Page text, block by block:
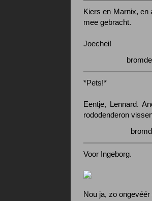
Kiers en Marnix, en
mee gebracht.
Joechei!
*Pets!*
Eentje, Lennard.
rododenderon
Voor Ingeborg.
Nou ja, zo ongevéér